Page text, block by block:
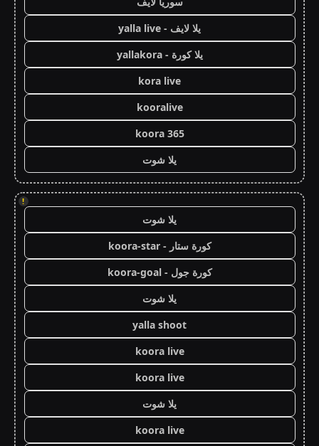
يلا لايف - yalla live
يلا كورة - yallakora
kora live
kooralive
koora 365
يلا شوت
!
يلا شوت
كورة ستار - koora-star
كورة جول - koora-goal
يلا شوت
yalla shoot
koora live
koora live
يلا شوت
koora live